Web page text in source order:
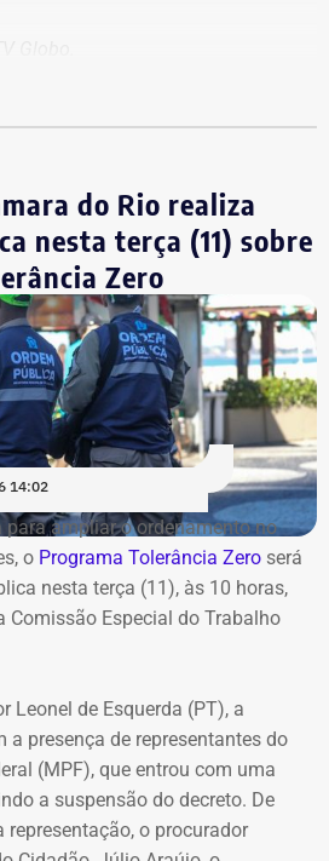
do Rio realiza
nesta terça (11) sobre
Zero
14:02
ampliar o ordenamento no
o Programa Tolerância Zero será
nesta terça (11), às 10 horas,
Comissão Especial do Trabalho
Leonel de Esquerda (PT), a
a presença de representantes do
(MPF), que entrou com uma
a suspensão do decreto. De
o procurador